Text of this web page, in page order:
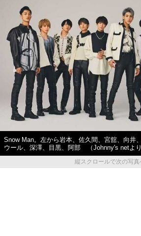
Snow Man。左から岩本、佐久間、宮舘、向井
ウール、深澤、目黒、阿部 （Johnny's netより
縦スクロールで次の写真